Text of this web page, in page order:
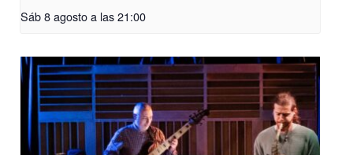
Sáb 8 agosto a las 21:00